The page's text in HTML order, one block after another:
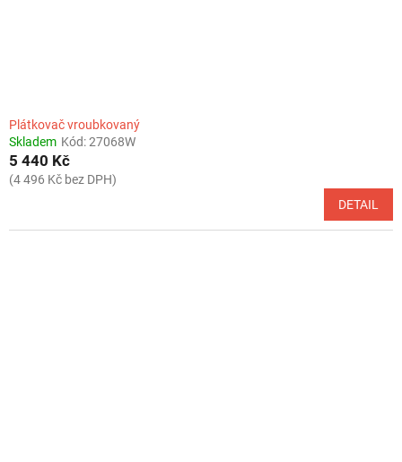
Plátkovač vroubkovaný
Skladem Kód:27068W
5 440 Kč
(4 496 Kč bez DPH)
DETAIL